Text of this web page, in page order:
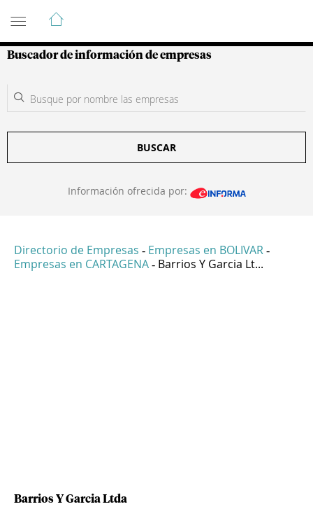
Guía de Empresas Colombianas
Buscador de información de empresas
BUSCAR
Información ofrecida por:
Directorio de Empresas - Empresas en BOLIVAR -
Empresas en CARTAGENA - Barrios Y Garcia Lt...
Barrios Y Garcia Ltda